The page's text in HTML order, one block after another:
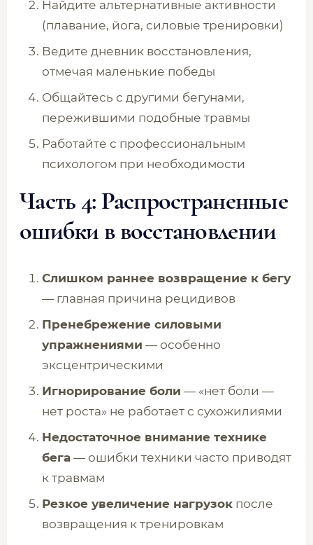
Найдите альтернативные активности
(плавание, йога, силовые тренировки)
Ведите дневник восстановления,
отмечая маленькие победы
Общайтесь с другими бегунами,
пережившими подобные травмы
Работайте с профессиональным
психологом при необходимости
Часть 4: Распространенные
ошибки в восстановлении
Слишком раннее возвращение к бегу
— главная причина рецидивов
Пренебрежение силовыми
упражнениями — особенно
эксцентрическими
Игнорирование боли — «нет боли —
нет роста» не работает с сухожилиями
Недостаточное внимание технике
бега — ошибки техники часто приводят
к травмам
Резкое увеличение нагрузок после
возвращения к тренировкам